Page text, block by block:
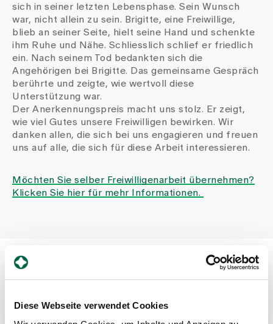
Diese Webseite verwendet Cookies
sich in seiner letzten Lebensphase. Sein Wunsch
war, nicht allein zu sein. Brigitte, eine Freiwillige,
blieb an seiner Seite, hielt seine Hand und schenkte
ihm Ruhe und Nähe. Schliesslich schlief er friedlich
ein. Nach seinem Tod bedankten sich die
Angehörigen bei Brigitte. Das gemeinsame Gespräch
berührte und zeigte, wie wertvoll diese
Unterstützung war.
Der Anerkennungspreis macht uns stolz. Er zeigt,
wie viel Gutes unsere Freiwilligen bewirken. Wir
danken allen, die sich bei uns engagieren und freuen
uns auf alle, die sich für diese Arbeit interessieren.
Möchten Sie selber Freiwilligenarbeit übernehmen?
Klicken Sie hier für mehr Informationen.